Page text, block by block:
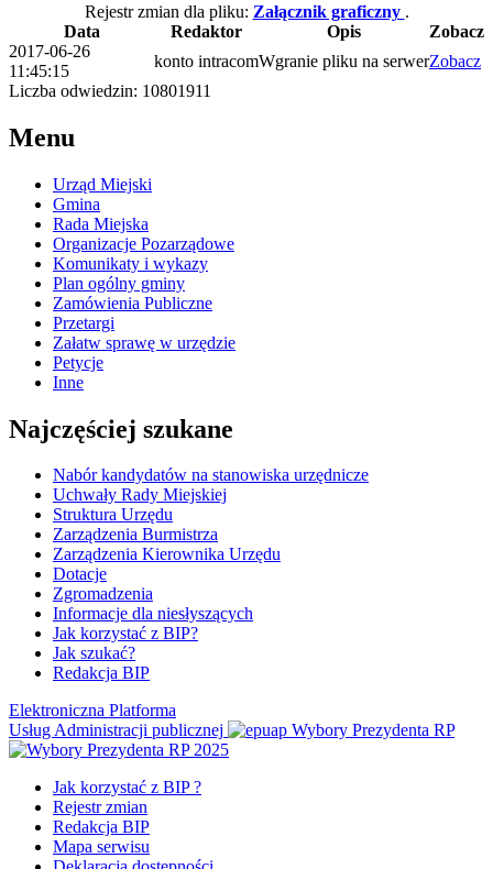
Rejestr zmian dla pliku: Załącznik graficzny .
Data
Redaktor Opis
Zobacz
2017-06-26
11:45:15
konto intracomWgranie pliku na serwerZobacz
Liczba odwiedzin: 10801911
Menu
Urząd Miejski
Gmina
Rada Miejska
Organizacje Pozarządowe
Komunikaty i wykazy
Plan ogólny gminy
Zamówienia Publiczne
Przetargi
Załatw sprawę w urzędzie
Petycje
Inne
Najczęściej szukane
Nabór kandydatów na stanowiska urzędnicze
Uchwały Rady Miejskiej
Struktura Urzędu
Zarządzenia Burmistrza
Zarządzenia Kierownika Urzędu
Dotacje
Zgromadzenia
Informacje dla niesłyszących
Jak korzystać z BIP?
Jak szukać?
Redakcja BIP
Elektroniczna Platforma
Usług Administracji publicznej
Wybory Prezydenta RP
Jak korzystać z BIP ?
Rejestr zmian
Redakcja BIP
Mapa serwisu